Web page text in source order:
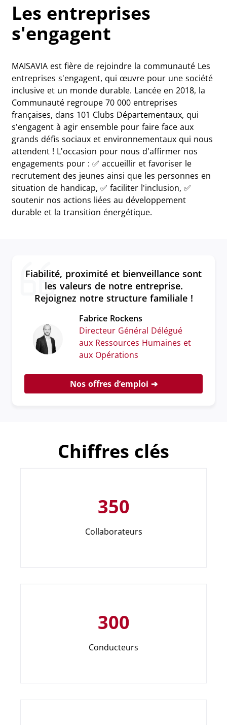
Les entreprises
s'engagent
MAISAVIA est fière de rejoindre la communauté Les
entreprises s'engagent, qui œuvre pour une société
inclusive et un monde durable. Lancée en 2018, la
Communauté regroupe 70 000 entreprises
françaises, dans 101 Clubs Départementaux, qui
s'engagent à agir ensemble pour faire face aux
grands défis sociaux et environnementaux qui nous
attendent ! L'occasion pour nous d'affirmer nos
engagements pour : ✅ accueillir et favoriser le
recrutement des jeunes ainsi que les personnes en
situation de handicap, ✅ faciliter l'inclusion, ✅
soutenir nos actions liées au développement
durable et la transition énergétique.
Fiabilité, proximité et bienveillance sont
les valeurs de notre entreprise.
Rejoignez notre structure familiale !
Fabrice Rockens
Directeur Général Délégué
aux Ressources Humaines et
aux Opérations
Nos offres d’emploi
Chiffres clés
350
Collaborateurs
300
Conducteurs